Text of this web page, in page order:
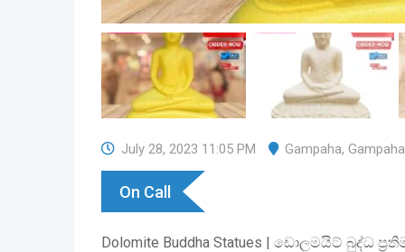
July 28, 2023 11:05 PM Gampaha, Gampaha
On Call
Dolomite Buddha Statues | ඩොලමයිට් බුද්ධ